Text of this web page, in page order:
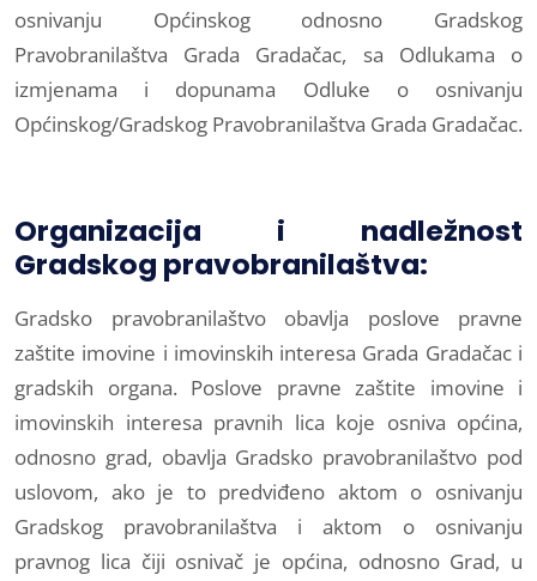
osnivanju Općinskog odnosno Gradskog
Pravobranilaštva Grada Gradačac, sa Odlukama o
izmjenama i dopunama Odluke o osnivanju
Općinskog/Gradskog Pravobranilaštva Grada Gradačac.
Organizacija i nadležnost
Gradskog pravobranilaštva:
Gradsko pravobranilaštvo obavlja poslove pravne
zaštite imovine i imovinskih interesa Grada Gradačac i
gradskih organa. Poslove pravne zaštite imovine i
imovinskih interesa pravnih lica koje osniva općina,
odnosno grad, obavlja Gradsko pravobranilaštvo pod
uslovom, ako je to predviđeno aktom o osnivanju
Gradskog pravobranilaštva i aktom o osnivanju
pravnog lica čiji osnivač je općina, odnosno Grad, u